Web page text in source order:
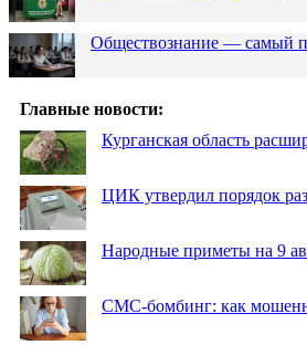
Обществознание — самый
Главные новости:
Курганская область
ЦИК утвердил порядок
Народные приметы на 9
СМС-бомбинг: как